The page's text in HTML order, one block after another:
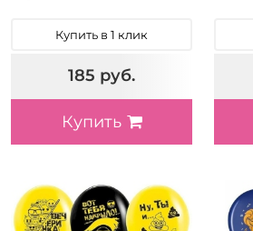
Купить в 1 клик
185 руб.
Купить